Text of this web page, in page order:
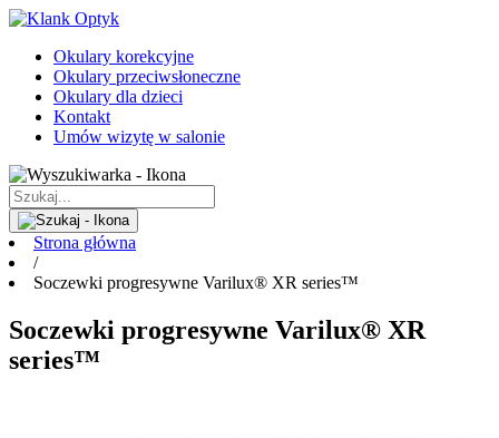
Okulary korekcyjne
Okulary przeciwsłoneczne
Okulary dla dzieci
Kontakt
Umów wizytę w salonie
Strona główna
/
Soczewki progresywne Varilux® XR series™
Soczewki progresywne Varilux® XR
series™